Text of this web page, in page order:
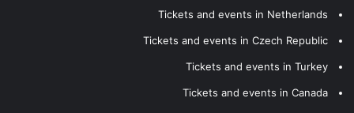
Tickets and events in Netherlands
Tickets and events in Czech Republic
Tickets and events in Turkey
Tickets and events in Canada